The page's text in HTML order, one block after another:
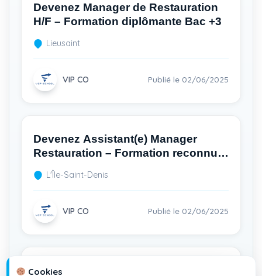
Devenez Manager de Restauration
H/F – Formation diplômante Bac +3
Lieusaint
VIP CO Publié le 02/06/2025
Devenez Assistant(e) Manager
Restauration – Formation reconnue
niveau supérieur
L'Île-Saint-Denis
VIP CO Publié le 02/06/2025
Manager Restauration en
Cookies